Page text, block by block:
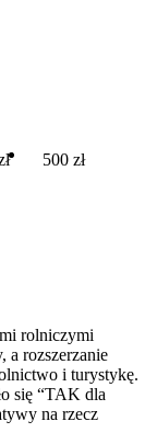
500 zł
rolniczymi
a rozszerzanie
i turystykę.
się “TAK dla
na rzecz